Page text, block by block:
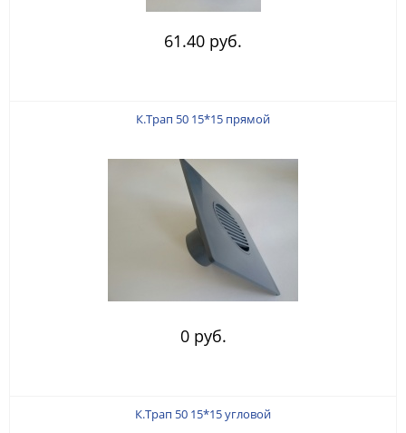
61.40 руб.
К.Трап 50 15*15 прямой
0 руб.
К.Трап 50 15*15 угловой